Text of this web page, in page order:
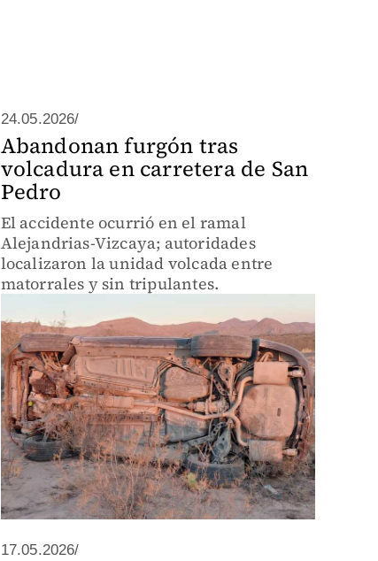
24.05.2026/
Abandonan furgón tras
volcadura en carretera de San
Pedro
El accidente ocurrió en el ramal
Alejandrias-Vizcaya; autoridades
localizaron la unidad volcada entre
matorrales y sin tripulantes.
17.05.2026/